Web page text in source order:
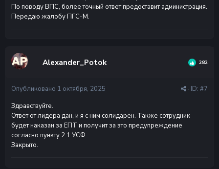
По поводу ВПС, более точный ответ предоставит администрация.
Передаю жалобу ПГС-М.
Alexander_Potok 282
· ID: #7
Опубликовано 1 октября, 2025
Здравствуйте.
Ответ от лидера дан, и я с ним солидарен. Также сотрудник
будет наказан за ЕПТ и получит за это предупреждение
согласно пункту 2.1 УСФ.
Закрыто.